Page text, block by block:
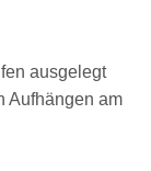
ausgelegt
Aufhängen am